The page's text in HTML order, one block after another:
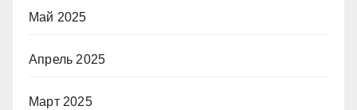
Май 2025
Апрель 2025
Март 2025